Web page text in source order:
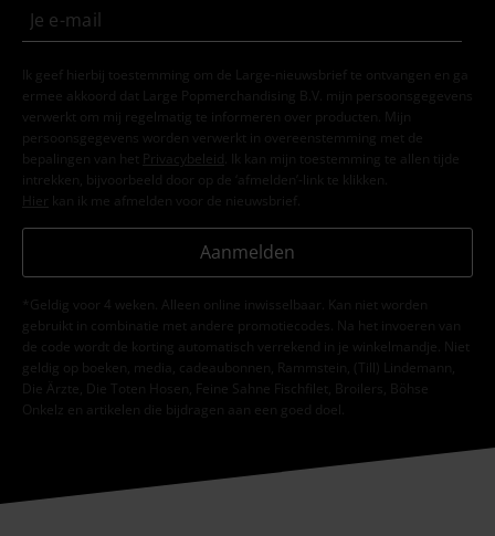
Ik geef hierbij toestemming om de Large-nieuwsbrief te ontvangen en ga
ermee akkoord dat Large Popmerchandising B.V. mijn persoonsgegevens
verwerkt om mij regelmatig te informeren over producten. Mijn
persoonsgegevens worden verwerkt in overeenstemming met de
bepalingen van het
Privacybeleid . Ik kan mijn toestemming te allen tijde
intrekken, bijvoorbeeld door op de ‘afmelden’-link te klikken.
Hier kan ik me afmelden voor de nieuwsbrief.
Aanmelden
*Geldig voor 4 weken. Alleen online inwisselbaar. Kan niet worden
gebruikt in combinatie met andere promotiecodes. Na het invoeren van
de code wordt de korting automatisch verrekend in je winkelmandje. Niet
geldig op boeken, media, cadeaubonnen, Rammstein, (Till) Lindemann,
Die Ärzte, Die Toten Hosen, Feine Sahne Fischfilet, Broilers, Böhse
Onkelz en artikelen die bijdragen aan een goed doel.